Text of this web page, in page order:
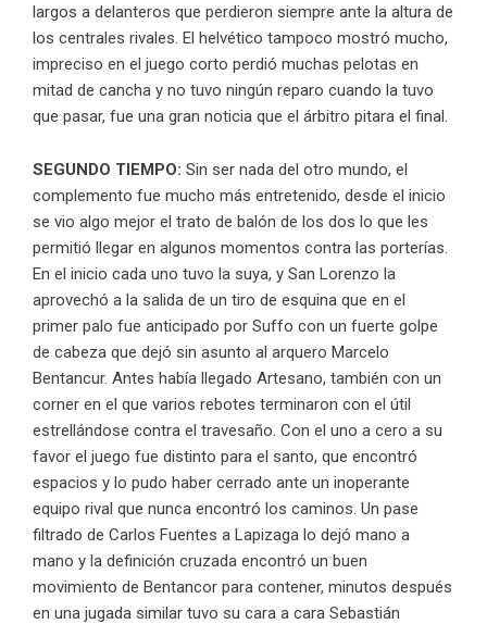
largos a delanteros que perdieron siempre ante la altura de
los centrales rivales. El helvético tampoco mostró mucho,
impreciso en el juego corto perdió muchas pelotas en
mitad de cancha y no tuvo ningún reparo cuando la tuvo
que pasar, fue una gran noticia que el árbitro pitara el final.
SEGUNDO TIEMPO: Sin ser nada del otro mundo, el
complemento fue mucho más entretenido, desde el inicio
se vio algo mejor el trato de balón de los dos lo que les
permitió llegar en algunos momentos contra las porterías.
En el inicio cada uno tuvo la suya, y San Lorenzo la
aprovechó a la salida de un tiro de esquina que en el
primer palo fue anticipado por Suffo con un fuerte golpe
de cabeza que dejó sin asunto al arquero Marcelo
Bentancur. Antes había llegado Artesano, también con un
corner en el que varios rebotes terminaron con el útil
estrellándose contra el travesaño. Con el uno a cero a su
favor el juego fue distinto para el santo, que encontró
espacios y lo pudo haber cerrado ante un inoperante
equipo rival que nunca encontró los caminos. Un pase
filtrado de Carlos Fuentes a Lapizaga lo dejó mano a
mano y la definición cruzada encontró un buen
movimiento de Bentancor para contener, minutos después
en una jugada similar tuvo su cara a cara Sebastián